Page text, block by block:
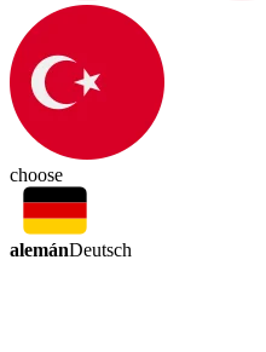
choose
alemánDeutsch